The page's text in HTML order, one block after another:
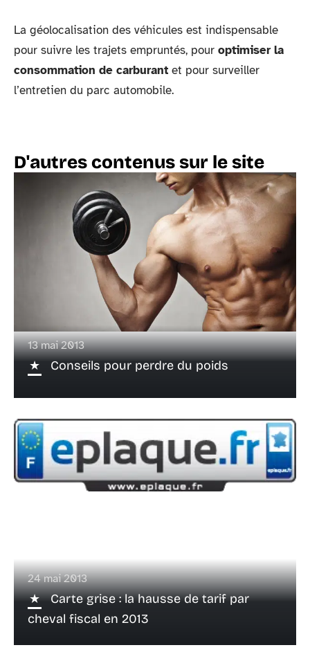
La géolocalisation des véhicules est indispensable
pour suivre les trajets empruntés, pour optimiser la
consommation de carburant et pour surveiller
l’entretien du parc automobile.
D'autres contenus sur le site
13 mai 2013
Conseils pour perdre du poids
24 mai 2013
Carte grise : la hausse de tarif par
cheval fiscal en 2013